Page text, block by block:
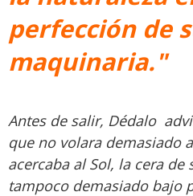
perfección de
maquinaria."
Antes de salir, Dédalo
que no volara demasiado
acercaba al Sol, la cera
tampoco demasiado bajo